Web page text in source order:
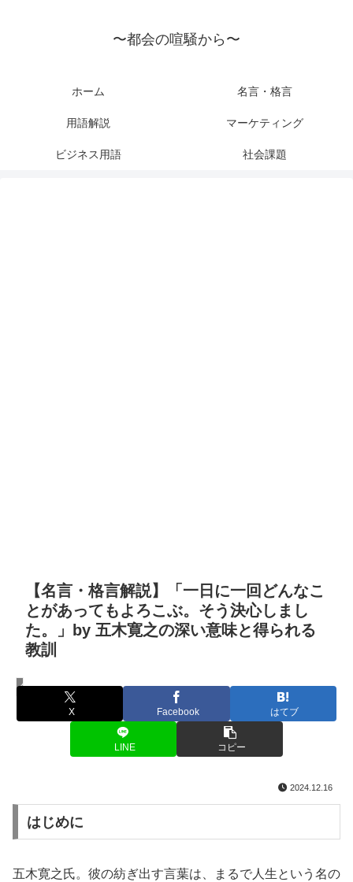
〜都会の喧騒から〜
ホーム 名言・格言
用語解説 マーケティング
ビジネス用語 社会課題
【名言・格言解説】「一日に一回どんなこ
とがあってもよろこぶ。そう決心しまし
た。」by 五木寛之の深い意味と得られる
教訓
名言・格言
X Facebook はてブ
LINE コピー
2024.12.16
はじめに
五木寛之氏。彼の紡ぎ出す言葉は、まるで人生という名の